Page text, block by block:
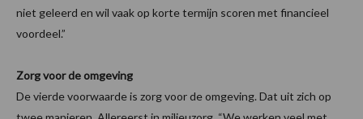
niet geleerd en wil vaak op korte termijn scoren met financieel
voordeel.”
Zorg voor de omgeving
De vierde voorwaarde is zorg voor de omgeving. Dat uit zich op